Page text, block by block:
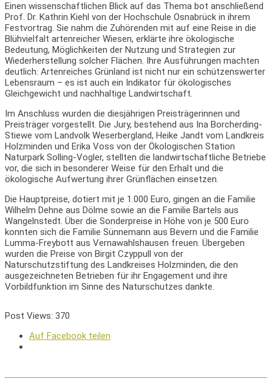
Einen wissenschaftlichen Blick auf das Thema bot anschließend
Prof. Dr. Kathrin Kiehl von der Hochschule Osnabrück in ihrem
Festvortrag. Sie nahm die Zuhörenden mit auf eine Reise in die
Blühvielfalt artenreicher Wiesen, erklärte ihre ökologische
Bedeutung, Möglichkeiten der Nutzung und Strategien zur
Wiederherstellung solcher Flächen. Ihre Ausführungen machten
deutlich: Artenreiches Grünland ist nicht nur ein schützenswerter
Lebensraum – es ist auch ein Indikator für ökologisches
Gleichgewicht und nachhaltige Landwirtschaft.
Im Anschluss wurden die diesjährigen Preisträgerinnen und
Preisträger vorgestellt. Die Jury, bestehend aus Ina Borcherding-
Stiewe vom Landvolk Weserbergland, Heike Jandt vom Landkreis
Holzminden und Erika Voss von der Ökologischen Station
Naturpark Solling-Vogler, stellten die landwirtschaftliche Betriebe
vor, die sich in besonderer Weise für den Erhalt und die
ökologische Aufwertung ihrer Grünflächen einsetzen.
Die Hauptpreise, dotiert mit je 1.000 Euro, gingen an die Familie
Wilhelm Dehne aus Dölme sowie an die Familie Bartels aus
Wangelnstedt. Über die Sonderpreise in Höhe von je 500 Euro
konnten sich die Familie Sünnemann aus Bevern und die Familie
Lumma-Freybott aus Vernawahlshausen freuen. Übergeben
wurden die Preise von Birgit Czyppull von der
Naturschutzstiftung des Landkreises Holzminden, die den
ausgezeichneten Betrieben für ihr Engagement und ihre
Vorbildfunktion im Sinne des Naturschutzes dankte.
Post Views: 370
Auf Facebook teilen